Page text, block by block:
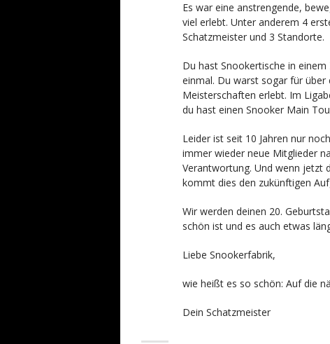
Es war eine anstrengende,
viel erlebt. Unter anderem 4
Schatzmeister und 3 Standorte.
Du hast Snookertische in
einmal. Du warst sogar für
Meisterschaften erlebt. Im
du hast einen Snooker Main
Leider ist seit 10 Jahren nur
immer wieder neue Mitglieder
Verantwortung. Und wenn jetzt
kommt dies den zukünftigen
Wir werden deinen 20.
schön ist und es auch etwas
Liebe Snookerfabrik,
wie heißt es so schön: Auf die
Dein Schatzmeister